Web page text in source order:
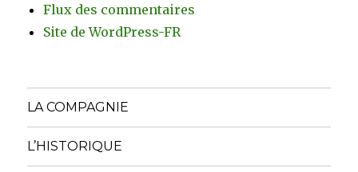
Flux des commentaires
Site de WordPress-FR
LA COMPAGNIE
L’HISTORIQUE